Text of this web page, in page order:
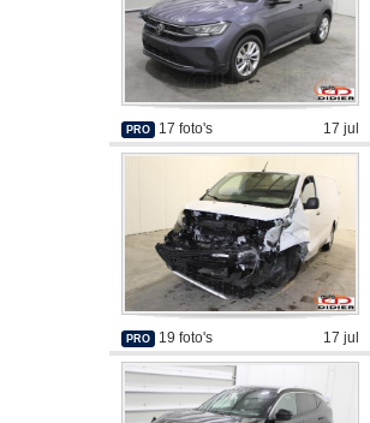
PRO 17 foto's 17 jul
PRO 19 foto's 17 jul